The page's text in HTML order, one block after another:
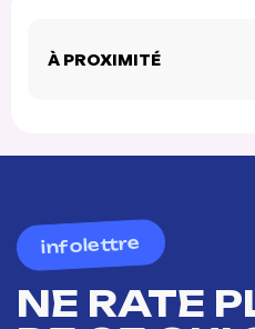
À PROXIMITÉ
infolettre
NE RATE